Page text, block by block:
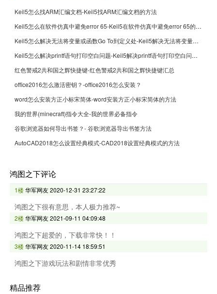
Keil5怎么找ARM汇编文档-Keil5找ARM汇编文档的方法
Keil5怎么在软件仿真中避免error 65-Keil5在软件仿真中避免error 65的方法
Keil5怎么解决无法将变量或函数Go To到定义处-Keil5解决无法将变量或函数Go To到定义处的方法
Keil5怎么解决printf语句打印空白问题-Keil5解决printf语句打印空白问题的方法
红色警戒2共和国之辉快捷键-红色警戒2共和国之辉快捷键汇总
office2016怎么激活密钥？-office2016怎么安装？
word怎么安装方正小标宋简体-word安装方正小标宋简体的方法
我的世界(minecraft)指令大全-我的世界必备指令
谷歌浏览器如何导出书签？- 谷歌浏览器导出书签方法
AutoCAD2018怎么设置经典模式-CAD2018设置经典模式的方法
鸿图之下评论
1楼华军网友2020-12-31 23:27:22
鸿图之下很有意思，本人极力推荐~
2楼华军网友2021-09-11 04:09:48
鸿图之下超爱的，下载非常快！！
3楼华军网友2020-11-14 18:59:51
鸿图之下游戏玩法和剧情非常优秀
精品推荐